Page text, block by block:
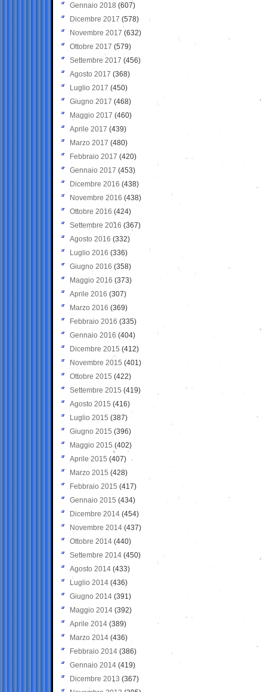
Gennaio 2018 (607)
Dicembre 2017 (578)
Novembre 2017 (632)
Ottobre 2017 (579)
Settembre 2017 (456)
Agosto 2017 (368)
Luglio 2017 (450)
Giugno 2017 (468)
Maggio 2017 (460)
Aprile 2017 (439)
Marzo 2017 (480)
Febbraio 2017 (420)
Gennaio 2017 (453)
Dicembre 2016 (438)
Novembre 2016 (438)
Ottobre 2016 (424)
Settembre 2016 (367)
Agosto 2016 (332)
Luglio 2016 (336)
Giugno 2016 (358)
Maggio 2016 (373)
Aprile 2016 (307)
Marzo 2016 (369)
Febbraio 2016 (335)
Gennaio 2016 (404)
Dicembre 2015 (412)
Novembre 2015 (401)
Ottobre 2015 (422)
Settembre 2015 (419)
Agosto 2015 (416)
Luglio 2015 (387)
Giugno 2015 (396)
Maggio 2015 (402)
Aprile 2015 (407)
Marzo 2015 (428)
Febbraio 2015 (417)
Gennaio 2015 (434)
Dicembre 2014 (454)
Novembre 2014 (437)
Ottobre 2014 (440)
Settembre 2014 (450)
Agosto 2014 (433)
Luglio 2014 (436)
Giugno 2014 (391)
Maggio 2014 (392)
Aprile 2014 (389)
Marzo 2014 (436)
Febbraio 2014 (386)
Gennaio 2014 (419)
Dicembre 2013 (367)